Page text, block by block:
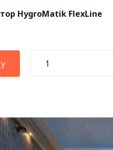
HygroMatik FlexLine